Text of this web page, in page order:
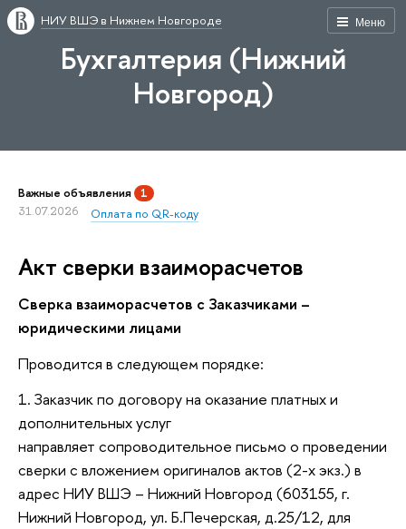
Меню
НИУ ВШЭ в Нижнем Новгороде
Бухгалтерия (Нижний
Новгород)
Важные объявления 1
31.07.2026 Оплата по QR-коду
Акт сверки взаиморасчетов
Сверка взаиморасчетов с Заказчиками –
юридическими лицами
Проводится в следующем порядке:
1. Заказчик по договору на оказание платных и
дополнительных услуг
направляет сопроводительное письмо о проведении
сверки с вложением оригиналов актов (2-х экз.) в
адрес НИУ ВШЭ – Нижний Новгород (603155, г.
Нижний Новгород, ул. Б.Печерская, д.25/12, для